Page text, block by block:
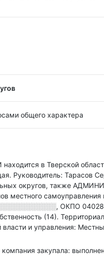
общего характера
в Тверской
Руководитель: Тарасов
округов, также
самоуправления
, ОКПО
(14).
власти и управления:
закупала: